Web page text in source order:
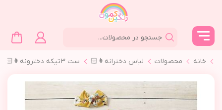
خانه محصولات لباس دخترانه👩🏻 ست ٣تیکه دخترونه👩🏻